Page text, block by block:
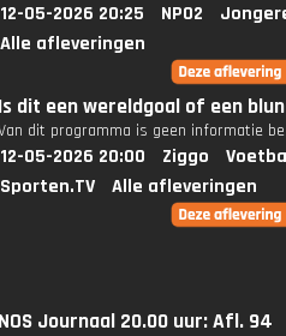
12-05-2026 20:25 NPO2
Alle afleveringen
Is dit een wereldgoal of een
dit programma is geen informatie
12-05-2026 20:00 Ziggo
Sporten.TV
Alle afleveringen
NOS Journaal 20.00 uur: Afl. 94